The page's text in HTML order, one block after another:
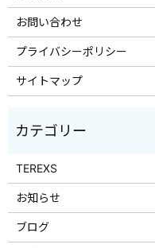
お問い合わせ
プライバシーポリシー
サイトマップ
TEREXS
お知らせ
ブログ